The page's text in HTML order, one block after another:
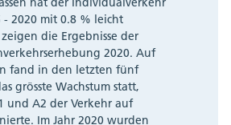
2020 mit 0.8 % leicht
die Ergebnisse der
2020. Auf
fand in den letzten fünf
grösste Wachstum statt,
und A2 der Verkehr auf
Im Jahr 2020 wurden